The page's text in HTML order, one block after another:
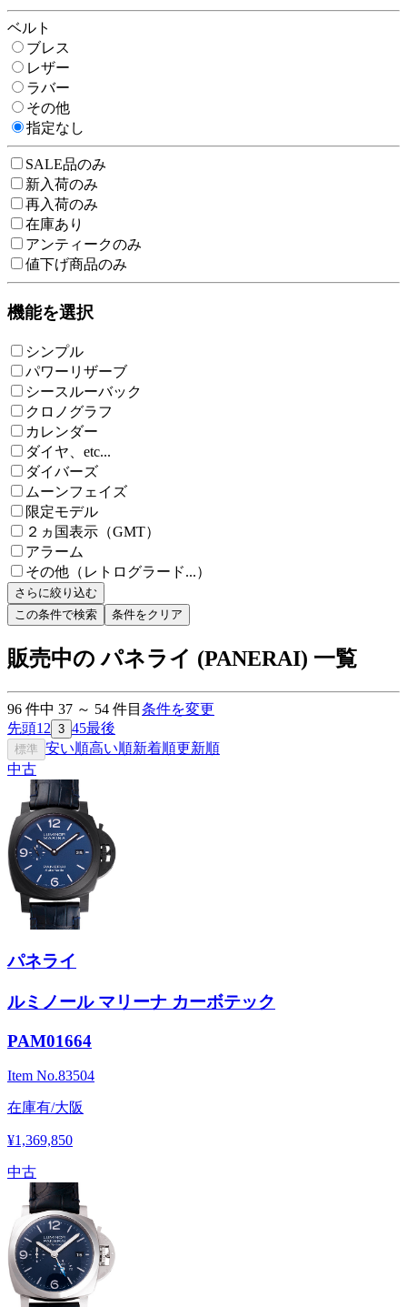
ベルト
ブレス
レザー
ラバー
その他
指定なし
SALE品のみ
新入荷のみ
再入荷のみ
在庫あり
アンティークのみ
値下げ商品のみ
機能を選択
シンプル
パワーリザーブ
シースルーバック
クロノグラフ
カレンダー
ダイヤ、etc...
ダイバーズ
ムーンフェイズ
限定モデル
２ヵ国表示（GMT）
アラーム
その他（レトログラード...）
さらに絞り込む
この条件で検索
条件をクリア
販売中の パネライ (PANERAI) 一覧
96 件中 37 ～ 54 件目 条件を変更
先頭1 2 3 45最後
標準 安い順高い順新着順更新順
中古
パネライ
ルミノール マリーナ カーボテック
PAM01664
Item No.83504
在庫有/大阪
¥1,369,850
中古